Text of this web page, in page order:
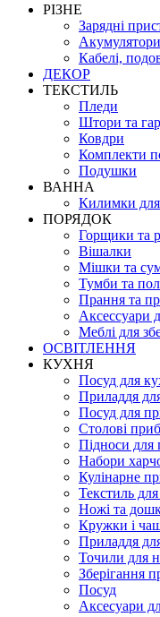
РІЗНЕ
Зарядні
Акумулятори
Кабелі,
ДЕКОР
ТЕКСТИЛЬ
Пледи
Штори та
Ковдри
Комплекти
Подушки
ВАННА
Килимки для
ПОРЯДОК
Горщики та
Вішалки
Мішки та
Тумби та
Прання та
Аксессуари
Меблі для
ОСВІТЛЕННЯ
КУХНЯ
Посуд для
Приладдя
Посуд для
Столові
Підноси для
Набори
Кулінарне
Текстиль для
Ножі та
Кружки і
Приладдя
Точили для
Зберігання
Посуд
Аксесуари